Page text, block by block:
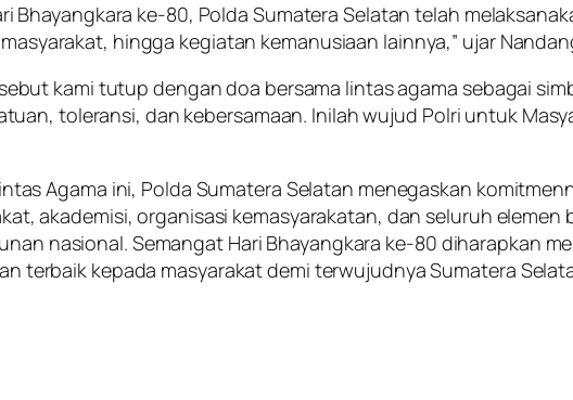
Bhayangkara ke-80, Polda Sumatera Selatan telah
hingga kegiatan kemanusiaan lainnya,” ujar
kami tutup dengan doa bersama lintas agama sebagai
toleransi, dan kebersamaan. Inilah wujud Polri untuk
Agama ini, Polda Sumatera Selatan menegaskan
akademisi, organisasi kemasyarakatan, dan seluruh
nasional. Semangat Hari Bhayangkara ke-80 diharapkan
terbaik kepada masyarakat demi terwujudnya Sumatera